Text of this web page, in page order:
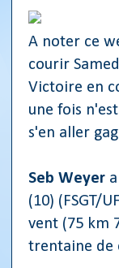
A noter ce
courir
Victoire en
une fois
s'en aller
Seb Weyer
(10) (FSGT/
vent (75 km
trentaine de